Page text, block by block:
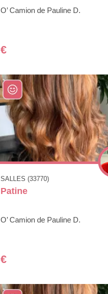
O’ Camion de Pauline D.
€
SALLES (33770)
Patine
O’ Camion de Pauline D.
€